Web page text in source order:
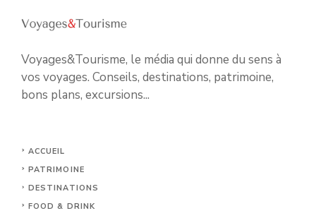
Voyages&Tourisme, le média qui donne du sens à
vos voyages. Conseils, destinations, patrimoine,
bons plans, excursions...
ACCUEIL
PATRIMOINE
DESTINATIONS
FOOD & DRINK